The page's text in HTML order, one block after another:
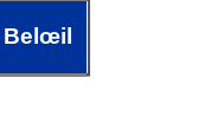
Belœil